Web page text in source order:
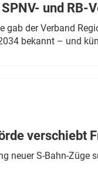
und RB-
gab der Verband
bekannt – und
verschiebt
neuer S-Bahn-